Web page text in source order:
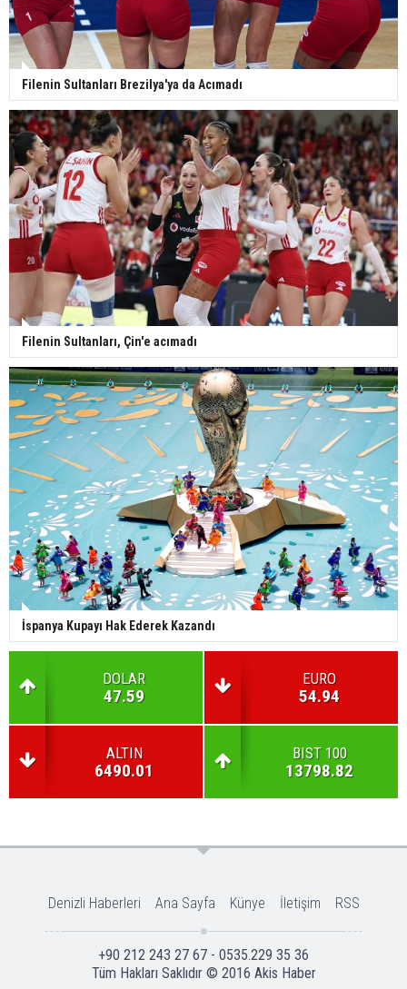
Filenin Sultanları Brezilya'ya da Acımadı
Filenin Sultanları, Çin'e acımadı
İspanya Kupayı Hak Ederek Kazandı
DOLAR
47.59
EURO
54.94
ALTIN
6490.01
BIST 100
13798.82
Denizli Haberleri Ana Sayfa Künye İletişim RSS
+90 212 243 27 67 - 0535.229 35 36
Tüm Hakları Saklıdır © 2016 Akis Haber